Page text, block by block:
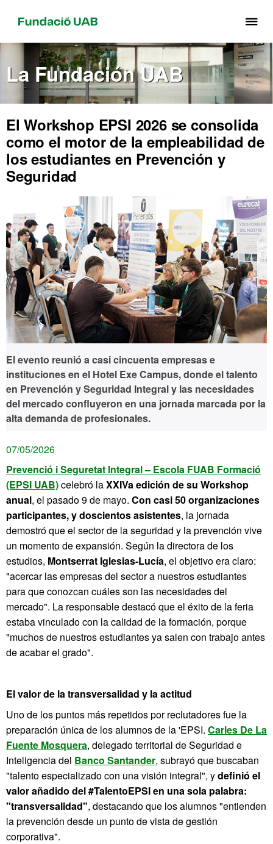
el
de
La Fundación UAB
El Workshop EPSI 2026 se consolida
como el motor de la empleabilidad de
los estudiantes en Prevención y
Seguridad
El evento reunió a casi cincuenta empresas e
instituciones en el Hotel Exe Campus, donde el talento
en Prevención y Seguridad Integral y las necesidades
del mercado confluyeron en una jornada marcada por la
alta demanda de profesionales.
07/05/2026
Prevenció i Seguretat Integral – Escola FUAB Formació
(EPSI UAB)celebró laXXIVa edición de su Workshop
anual, el pasado 9 de mayo. Con casi 50 organizaciones
participantes, y doscientos asistentes, la jornada
demostró que el sector de la seguridad y la prevención vive
un momento de expansión. Según la directora de los
estudios, Montserrat Iglesias-Lucía, el objetivo era claro:
"acercar las empresas del sector a nuestros estudiantes
para que conozcan cuáles son las necesidades del
mercado". La responsable destacó que el éxito de la feria
estaba vinculado con la calidad de la formación, porque
"muchos de nuestros estudiantes ya salen con trabajo antes
de acabar el grado".
El valor de la transversalidad y la actitud
Uno de los puntos más repetidos por reclutadores fue la
preparación única de los alumnos de la 'EPSI. Carles De La
Fuente Mosquera, delegado territorial de Seguridad e
Inteligencia del Banco Santander, subrayó que buscaban
"talento especializado con una visión integral", ydefinió el
valor añadido del #TalentoEPSI en una sola palabra:
"transversalidad", destacando que los alumnos "entienden
la prevención desde un punto de vista de gestión
corporativa".